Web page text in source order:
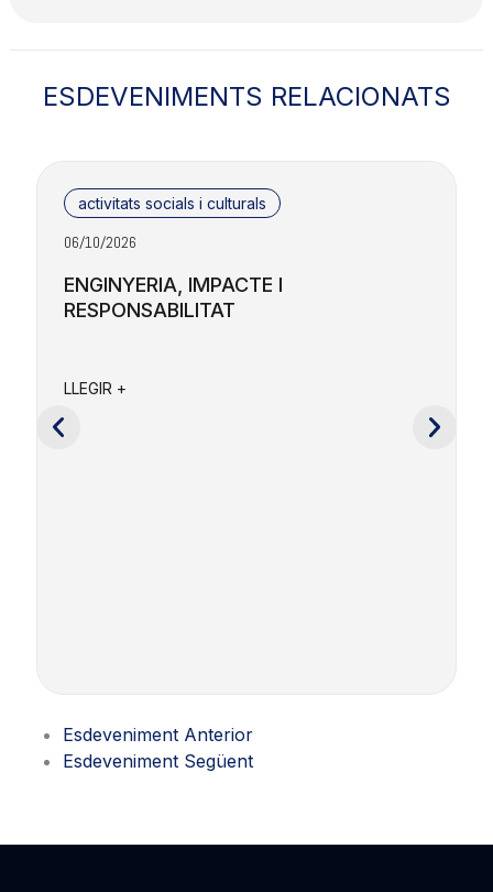
ESDEVENIMENTS RELACIONATS
activitats socials i culturals
06/10/2026
ENGINYERIA, IMPACTE I
RESPONSABILITAT
LLEGIR +
Esdeveniment Anterior
Esdeveniment Següent